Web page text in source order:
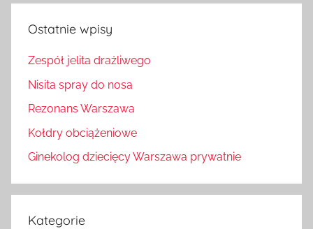
Ostatnie wpisy
Zespół jelita drażliwego
Nisita spray do nosa
Rezonans Warszawa
Kołdry obciążeniowe
Ginekolog dziecięcy Warszawa prywatnie
Kategorie